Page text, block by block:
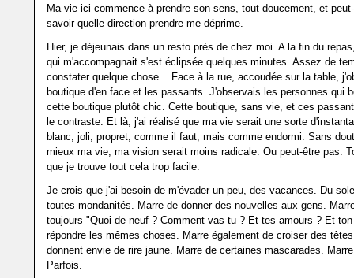
Ma vie ici commence à prendre son sens, tout doucement, et
savoir quelle direction prendre me déprime.
Hier, je déjeunais dans un resto près de chez moi. A la fin du
qui m'accompagnait s'est éclipsée quelques minutes. Assez de
constater quelque chose... Face à la rue, accoudée sur la table,
boutique d'en face et les passants. J'observais les personnes qui
cette boutique plutôt chic. Cette boutique, sans vie, et ces
le contraste. Et là, j'ai réalisé que ma vie serait une sorte
blanc, joli, propret, comme il faut, mais comme endormi. Sans
mieux ma vie, ma vision serait moins radicale. Ou peut-être pas.
que je trouve tout cela trop facile.
Je crois que j'ai besoin de m'évader un peu, des vacances. Du
toutes mondanités. Marre de donner des nouvelles aux gens.
toujours "Quoi de neuf ? Comment vas-tu ? Et tes amours ? Et
répondre les mêmes choses. Marre également de croiser des
donnent envie de rire jaune. Marre de certaines mascarades.
Parfois.